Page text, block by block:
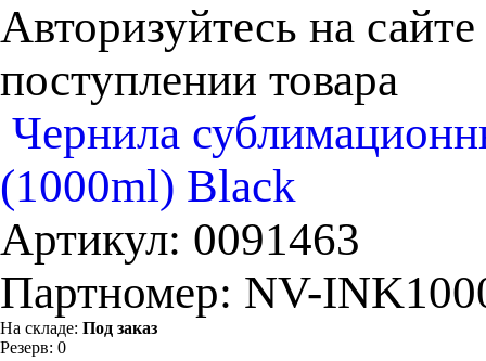
Авторизуйтесь на
поступлении товара
Чернила
(1000ml) Black
Артикул: 0091463
Партномер: NV-
На складе: Под заказ
Резерв: 0